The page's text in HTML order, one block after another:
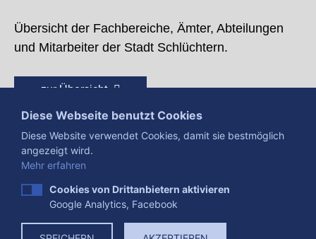
Übersicht der Fachbereiche, Ämter, Abteilungen
und Mitarbeiter der Stadt Schlüchtern.
zur Übersicht
Presse Impressum Datenschutzerklärung
Diese Webseite benutzt Cookies
Diese Website verwendet Cookies, damit sie bestmöglich
angezeigt wird.
Mehr erfahren
Cookies von Drittanbietern aktivieren
Google Analytics, Facebook